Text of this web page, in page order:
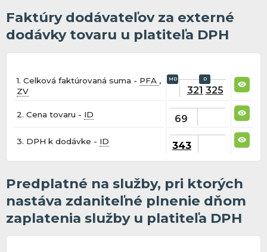
Faktúry dodávateľov za externé
dodávky tovaru u platiteľa DPH
1. Celková faktúrovaná suma - PFA ,
ZV
321 325
2. Cena tovaru - ID 69
3. DPH k dodávke - ID 343
Predplatné na služby, pri ktorých
nastáva zdaniteľné plnenie dňom
zaplatenia služby u platiteľa DPH